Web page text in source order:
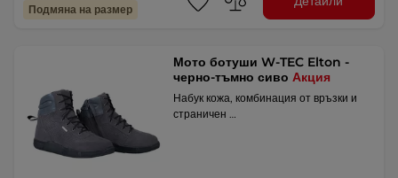
Подмяна на размер
Мото ботуши W-TEC Elton -
черно-тъмно сиво Акция
Набук кожа, комбинация от връзки и
страничен …